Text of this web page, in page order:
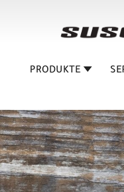
PRODUKTE